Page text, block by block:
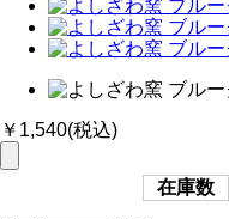
￥1,540(税込)
在庫数